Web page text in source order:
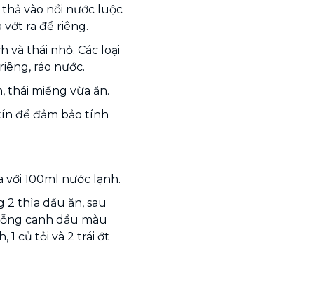
vào nồi nước luộc
vớt ra để riêng.
và thái nhỏ. Các loại
ráo nước.
thái miếng vừa ăn.
để đảm bảo tính
100ml nước lạnh.
2 thìa dầu ăn, sau
canh dầu màu
1 củ tỏi và 2 trái ớt